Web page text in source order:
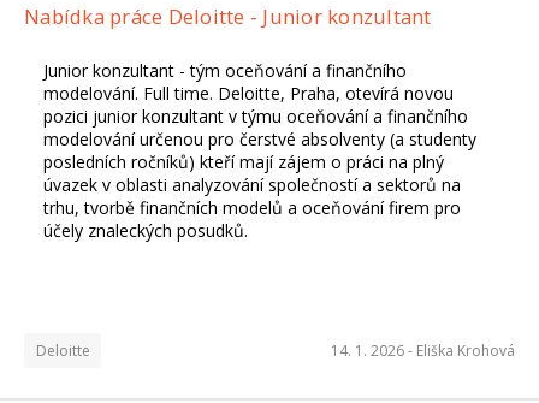
Nabídka práce Deloitte - Junior konzultant
Junior konzultant - tým oceňování a finančního
modelování. Full time. Deloitte, Praha, otevírá novou
pozici junior konzultant v týmu oceňování a finančního
modelování určenou pro čerstvé absolventy (a studenty
posledních ročníků) kteří mají zájem o práci na plný
úvazek v oblasti analyzování společností a sektorů na
trhu, tvorbě finančních modelů a oceňování firem pro
účely znaleckých posudků.
Deloitte 14. 1. 2026 - Eliška Krohová